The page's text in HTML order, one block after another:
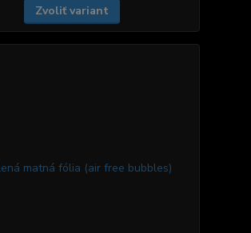
Zvoliť variant